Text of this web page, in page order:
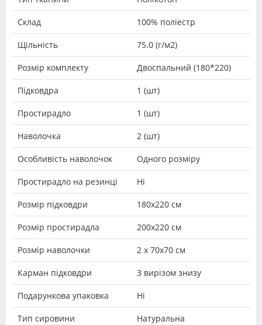
Склад 100% поліестр
Щільність 75.0 (г/м2)
Розмір комплекту Двоспальний (180*220)
Підковдра 1 (шт)
Простирадло 1 (шт)
Наволочка 2 (шт)
Особливість наволочок Одного розміру
Простирадло на резинці Ні
Розмір підковдри 180х220 см
Розмір простирадла 200х220 см
Розмір наволочки 2 х 70х70 см
Карман підковдри З вирізом знизу
Подарункова упаковка Ні
Тип сировини Натуральна